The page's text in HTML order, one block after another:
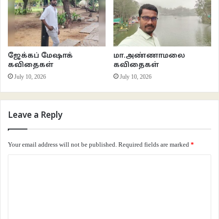
ஜேக்கப் மேஷாக்
கவிதைகள்
July 10, 2026
மா.அண்ணாமலை
கவிதைகள்
July 10, 2026
Leave a Reply
Your email address will not be published. Required fields are marked *